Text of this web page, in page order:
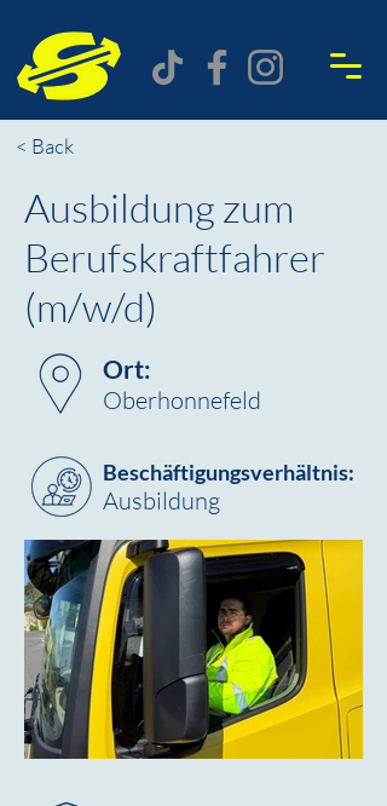
< Back
Ausbildung zum
Berufskraftfahrer
(m/w/d)
Ort:
Oberhonnefeld
Beschäftigungsverhältnis:
Ausbildung